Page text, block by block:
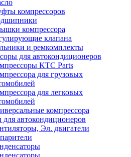
компрессоров
компрессора
клапана
и ремкомплекты
для автокондиционеров
KTC Parts
для грузовых
для легковых
компрессора
для автокондиционеров
Эл. двигатели